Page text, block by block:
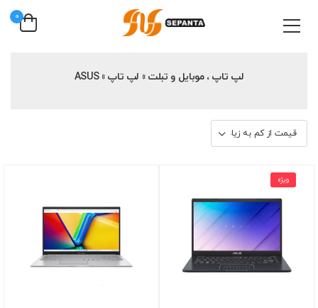
0
لپ تاپ ، موبایل و تبلت » لپ تاپ » ASUS
ویژه